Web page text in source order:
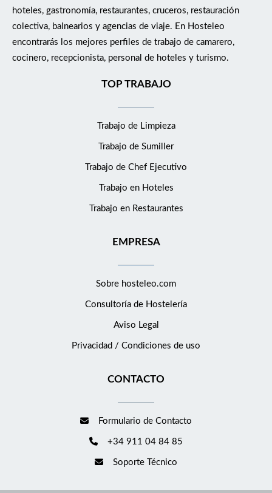
hoteles, gastronomía, restaurantes, cruceros, restauración
colectiva, balnearios y agencias de viaje. En Hosteleo
encontrarás los mejores perfiles de trabajo de camarero,
cocinero, recepcionista, personal de hoteles y turismo.
TOP TRABAJO
Trabajo de Limpieza
Trabajo de Sumiller
Trabajo de Chef Ejecutivo
Trabajo en Hoteles
Trabajo en Restaurantes
EMPRESA
Sobre hosteleo.com
Consultoría de Hostelería
Aviso Legal
Privacidad / Condiciones de uso
CONTACTO
Formulario de Contacto
+34 911 04 84 85
Soporte Técnico